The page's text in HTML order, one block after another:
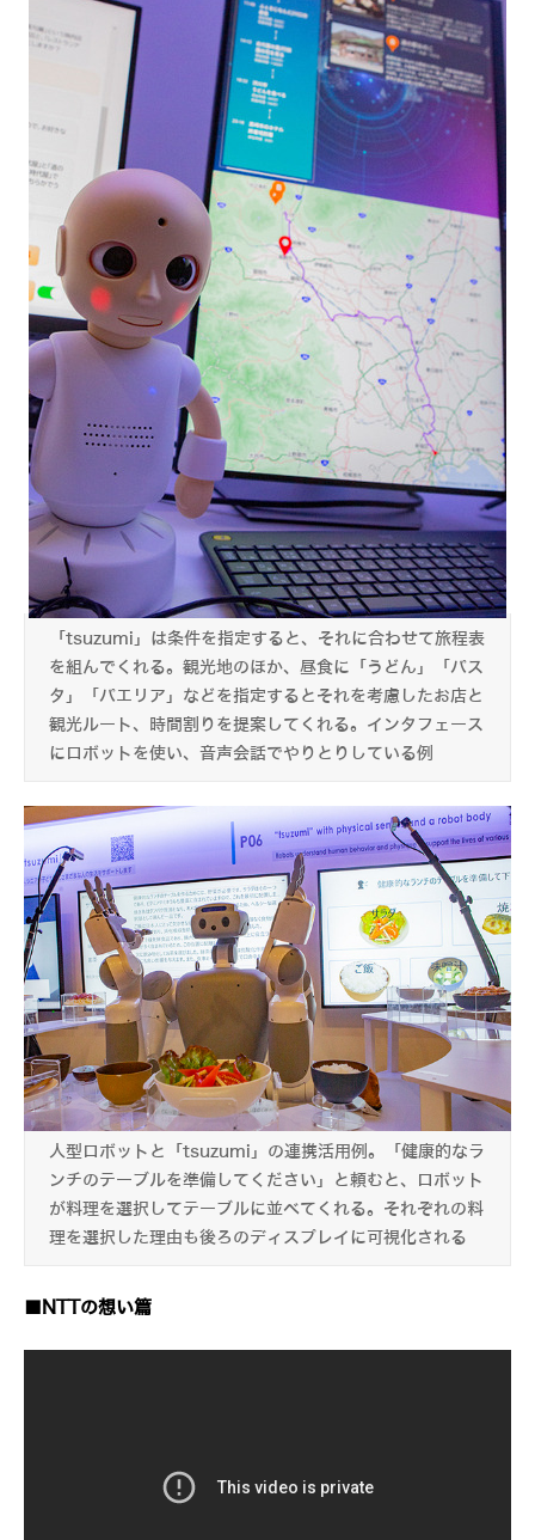
「tsuzumi」は条件を指定すると、それに合わせて旅程表
を組んでくれる。観光地のほか、昼食に「うどん」「パス
タ」「パエリア」などを指定するとそれを考慮したお店と
観光ルート、時間割りを提案してくれる。インタフェース
にロボットを使い、音声会話でやりとりしている例
人型ロボットと「tsuzumi」の連携活用例。「健康的なラ
ンチのテーブルを準備してください」と頼むと、ロボット
が料理を選択してテーブルに並べてくれる。それぞれの料
理を選択した理由も後ろのディスプレイに可視化される
■NTTの想い篇